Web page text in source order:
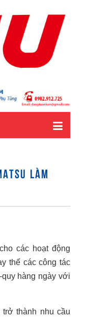
LÀM
các hoạt động
thế các công tác
hàng ngày với
thành nhu cầu